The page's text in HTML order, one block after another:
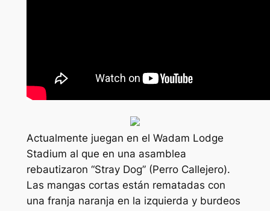
Actualmente juegan en el Wadam Lodge
Stadium al que en una asamblea
rebautizaron “Stray Dog” (Perro Callejero).
Las mangas cortas están rematadas con
una franja naranja en la izquierda y burdeos